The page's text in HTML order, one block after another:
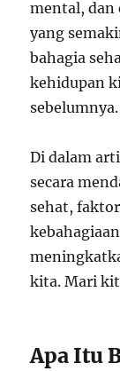
mental, dan
yang
bahagia
kehidupan
sebelumnya.
Di dalam
secara
sehat,
kita. Mari
Apa Itu